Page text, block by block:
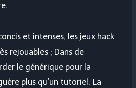
et intenses, les jeux hack
rejouables ; Dans de
le générique pour la
plus qu’un tutoriel. La